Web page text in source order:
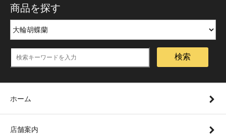
商品を探す
検索
ホーム
店舗案内